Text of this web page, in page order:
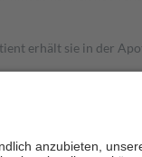
erhält sie in der
Kosten sowie zehn